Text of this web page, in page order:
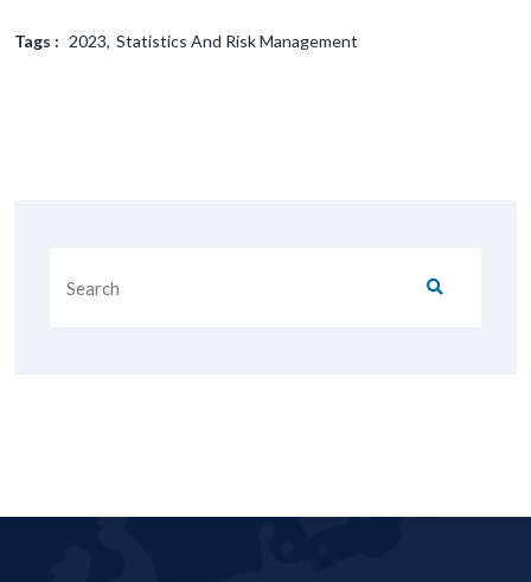
Tags : 2023 Statistics And Risk Management